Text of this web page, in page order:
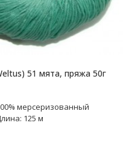
51 мята, пряжа 50г
мерсеризованный
125 м